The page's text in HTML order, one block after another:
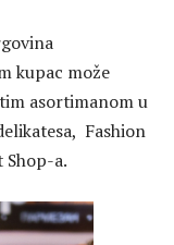
kupac može
asortimanom u
Fashion
Shop-a.